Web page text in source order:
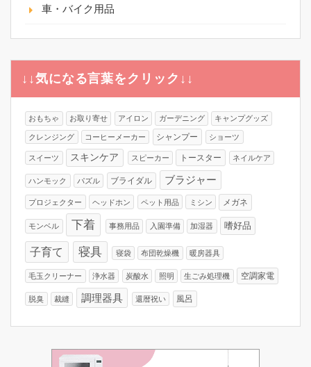
車・バイク用品
↓↓気になる言葉をクリック↓↓
おもちゃ お取り寄せ アイロン ガーデニング キャンプグッズ
クレンジング コーヒーメーカー シャンプー ショーツ
スイーツ スキンケア スピーカー トースター ネイルケア
ハンモック パズル ブライダル ブラジャー
プロジェクター ヘッドホン ペット用品 ミシン メガネ
モンベル 下着 事務用品 入園準備 加湿器 嗜好品
子育て 寝具 寝袋 布団乾燥機 暖房器具
毛玉クリーナー 浄水器 炭酸水 照明 生ごみ処理機 空調家電
脱臭 裁縫 調理器具 還暦祝い 風呂